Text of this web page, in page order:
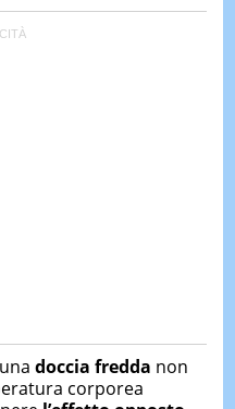
doccia fredda non
corporea